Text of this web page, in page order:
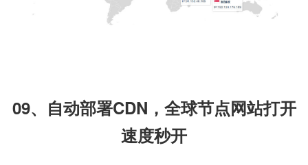
09、 自动部署CDN，全球节点网站打开
速度秒开